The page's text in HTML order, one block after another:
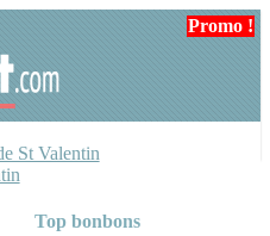
St Valentin
Top bonbons
Promo !